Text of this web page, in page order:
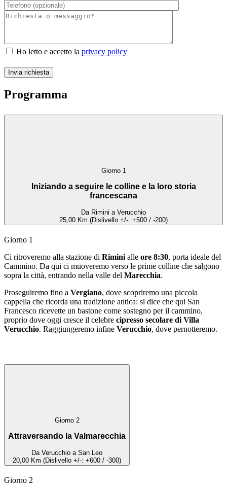
Ho letto e accetto la privacy policy
Programma
Giorno 1
Iniziando a seguire le colline e la loro storia
francescana
Da Rimini a Verucchio
25,00 Km (Dislivello +/-: +500 / -200)
Giorno 1
Ci ritroveremo alla stazione di Rimini alle ore 8:30, porta ideale del
Cammino. Da qui ci muoveremo verso le prime colline che salgono
sopra la città, entrando nella valle del Marecchia.
Proseguiremo fino a Vergiano, dove scopriremo una piccola
cappella che ricorda una tradizione antica: si dice che qui San
Francesco ricevette un bastone come sostegno per il cammino,
proprio dove oggi cresce il celebre cipresso secolare di Villa
Verucchio. Raggiungeremo infine Verucchio, dove pernotteremo.
Giorno 2
Attraversando la Valmarecchia
Da Verucchio a San Leo
20,00 Km (Dislivello +/-: +600 / -300)
Giorno 2